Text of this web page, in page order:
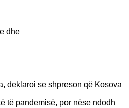
dhe
deklaroi se shpreson që Kosova
të pandemisë, por nëse ndodh